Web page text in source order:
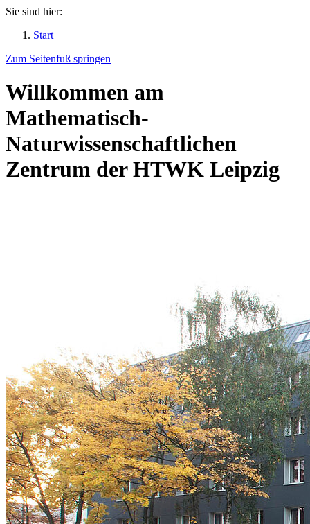
Sie sind hier:
Start
Zum Seitenfuß springen
Willkommen am
Mathematisch-
Naturwissenschaftlichen
Zentrum der HTWK Leipzig